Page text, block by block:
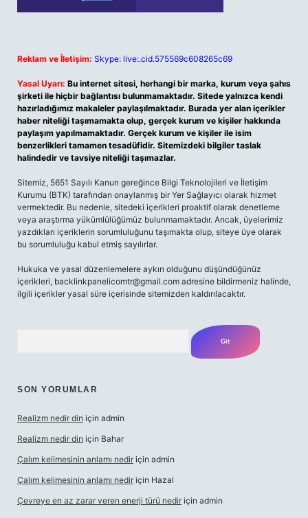
Reklam ve İletişim: Skype: live:.cid.575569c608265c69
Yasal Uyarı: Bu internet sitesi, herhangi bir marka, kurum veya şahıs
şirketi ile hiçbir bağlantısı bulunmamaktadır. Sitede yalnızca kendi
hazırladığımız makaleler paylaşılmaktadır. Burada yer alan içerikler
haber niteliği taşımamakta olup, gerçek kurum ve kişiler hakkında
paylaşım yapılmamaktadır. Gerçek kurum ve kişiler ile isim
benzerlikleri tamamen tesadüfidir. Sitemizdeki bilgiler taslak
halindedir ve tavsiye niteliği taşımazlar.
Sitemiz, 5651 Sayılı Kanun gereğince Bilgi Teknolojileri ve İletişim
Kurumu (BTK) tarafından onaylanmış bir Yer Sağlayıcı olarak hizmet
vermektedir. Bu nedenle, sitedeki içerikleri proaktif olarak denetleme
veya araştırma yükümlülüğümüz bulunmamaktadır. Ancak, üyelerimiz
yazdıkları içeriklerin sorumluluğunu taşımakta olup, siteye üye olarak
bu sorumluluğu kabul etmiş sayılırlar.
Hukuka ve yasal düzenlemelere aykırı olduğunu düşündüğünüz
içerikleri, backlinkpanelicomtr@gmail.com adresine bildirmeniz halinde,
ilgili içerikler yasal süre içerisinde sitemizden kaldırılacaktır.
SON YORUMLAR
Realizm nedir din için admin
Realizm nedir din için Bahar
Çalım kelimesinin anlamı nedir için admin
Çalım kelimesinin anlamı nedir için Hazal
Çevreye en az zarar veren enerji türü nedir için admin